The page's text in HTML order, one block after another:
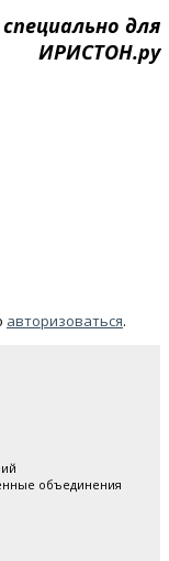
для
ИРИСТОН.ру
авторизоваться.
объединения